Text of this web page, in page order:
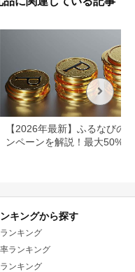
【2026年最新】ふるなびの
ンペーンを解説！最大50%還
キングから探す
ランキング
ランキング
ンキング